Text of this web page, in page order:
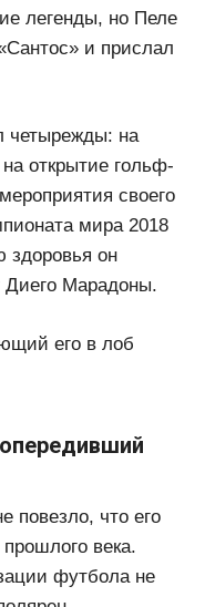
легенды, но Пеле
и прислал
четырежды: на
открытие гольф-
своего
мира 2018
здоровья он
Диего Марадоны.
его в лоб
повезло, что его
века.
футбола не